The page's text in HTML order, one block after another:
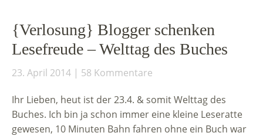
{Verlosung} Blogger schenken
Lesefreude – Welttag des Buches
23. April 2014 58 Kommentare
Ihr Lieben, heut ist der 23.4. & somit Welttag des
Buches. Ich bin ja schon immer eine kleine Leseratte
gewesen, 10 Minuten Bahn fahren ohne ein Buch war